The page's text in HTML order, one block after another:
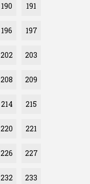
190 191
196 197
202 203
208 209
214 215
220 221
226 227
232 233